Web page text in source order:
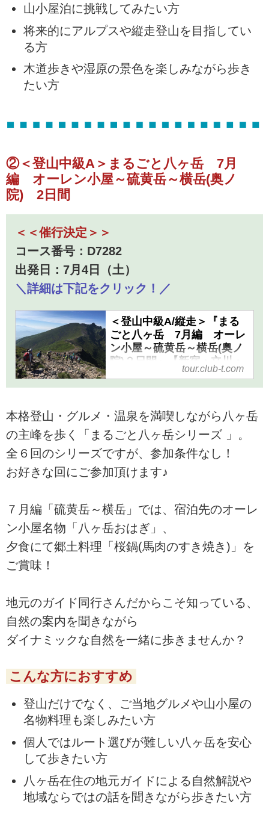
山小屋泊に挑戦してみたい方
将来的にアルプスや縦走登山を目指してい
る方
木道歩きや湿原の景色を楽しみながら歩き
たい方
②＜登山中級A＞まるごと八ヶ岳 7月
編 オーレン小屋～硫黄岳～横岳(奥ノ
院) 2日間
＜＜催行決定＞＞
コース番号：D7282
出発日：7月4日（土）
＼詳細は下記をクリック！／
＜登山中級A/縦走＞『まる
ごと八ヶ岳 7月編 オーレ
ン小屋～硫黄岳～横岳(奥ノ
院)２日間』【新宿・立川・
八王子出発】｜クラブツー
リズム
八ヶ岳 7月編 オーレン小屋
～硫黄岳～横岳(奥ノ院)２日
間』【新宿・立川・八王子出
発】の紹介をしています。ツア
ー・旅行のお申込ならクラブツ
tour.club-t.com
本格登山・グルメ・温泉を満喫しながら八ヶ岳
の主峰を歩く「まるごと八ヶ岳シリーズ 」。
全６回のシリーズですが、参加条件なし！
お好きな回にご参加頂けます♪
７月編「硫黄岳～横岳」では、宿泊先のオーレ
ン小屋名物「八ヶ岳おはぎ」、
夕食にて郷土料理「桜鍋(馬肉のすき焼き)」を
ご賞味！
地元のガイド同行さんだからこそ知っている、
自然の案内を聞きながら
ダイナミックな自然を一緒に歩きませんか？
こんな方におすすめ
登山だけでなく、ご当地グルメや山小屋の
名物料理も楽しみたい方
個人ではルート選びが難しい八ヶ岳を安心
して歩きたい方
八ヶ岳在住の地元ガイドによる自然解説や
地域ならではの話を聞きながら歩きたい方